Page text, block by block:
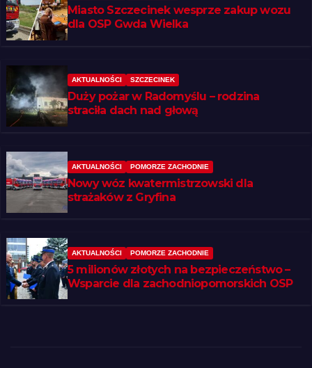
Miasto Szczecinek wesprze zakup wozu
dla OSP Gwda Wielka
AKTUALNOŚCI SZCZECINEK
Duży pożar w Radomyślu – rodzina
straciła dach nad głową
AKTUALNOŚCI POMORZE ZACHODNIE
Nowy wóz kwatermistrzowski dla
strażaków z Gryfina
AKTUALNOŚCI POMORZE ZACHODNIE
5 milionów złotych na bezpieczeństwo –
Wsparcie dla zachodniopomorskich OSP